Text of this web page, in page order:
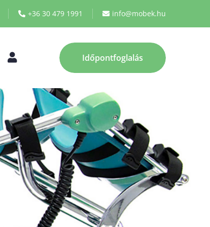
+36 30 479 1991 info@mobek.hu
Fiókom Időpontfoglalás